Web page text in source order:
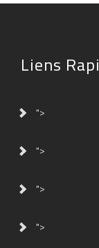
Liens
">
">
">
">